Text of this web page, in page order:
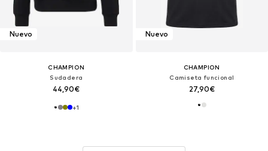
Nuevo
CHAMPION
Sudadera
44,90€
+1
Nuevo
CHAMPION
Camiseta funcional
27,90€